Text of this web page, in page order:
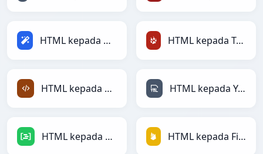
HTML kepada Magic HTML kepada TracWiki
HTML kepada XML HTML kepada YAML
HTML kepada DAX HTML kepada Firebase